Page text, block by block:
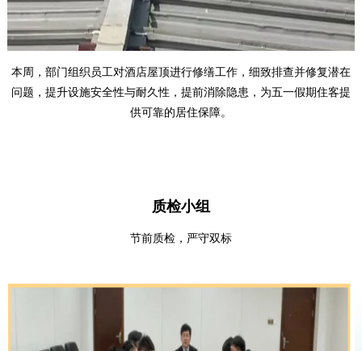
本周，部门组织员工对酒店屋顶进行修缮工作，细致排查并修复潜在
问题，提升设施安全性与耐久性，提前消除隐患，为五一假期住客提
供可靠的居住保障。
质检小组
节前质检，严守双标